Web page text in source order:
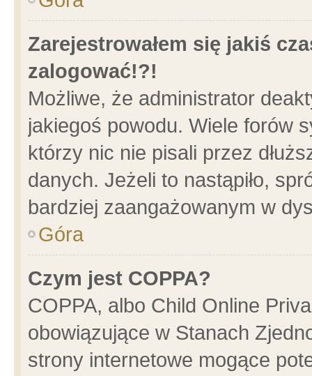
Zarejestrowałem się jakiś
zalogować!?!
Możliwe, że administrator
jakiegoś powodu. Wiele forów
którzy nic nie pisali przez
danych. Jeżeli to nastąpiło,
bardziej zaangażowanym w
Góra
Czym jest COPPA?
COPPA, albo Child Online
obowiązujące w Stanach
strony internetowe mogące